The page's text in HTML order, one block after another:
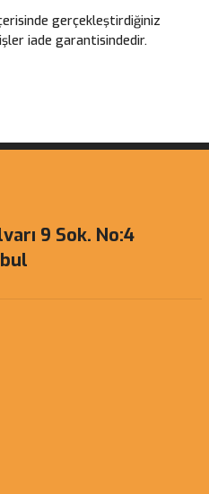
gerçekleştirdiğiniz
iade garantisindedir.
9 Sok. No:4